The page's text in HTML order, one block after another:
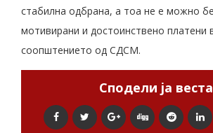
стабилна одбрана, а тоа не е можно
мотивирани и достоинствено платени
соопштението од СДСМ.
Сподели ја